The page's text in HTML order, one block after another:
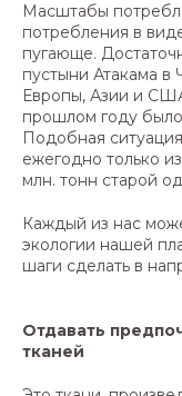
Масштабы
потребления в
пугающе.
пустыни Атакама в
Европы, Азии и
прошлом году
Подобная
ежегодно только
млн. тонн старой
Каждый из нас
экологии нашей
шаги сделать в
Отдавать
тканей